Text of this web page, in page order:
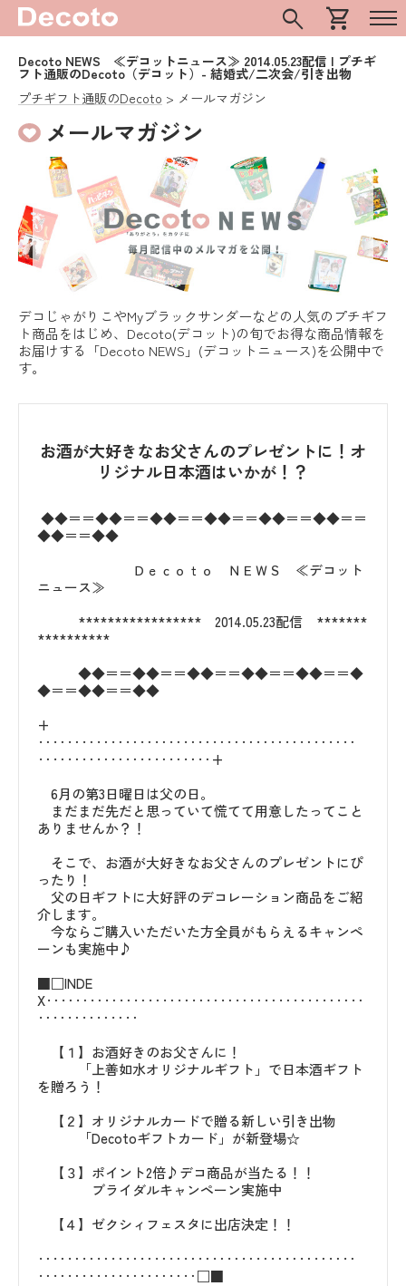
search shopping_cart
Decoto NEWS ≪デコットニュース≫ 2014.05.23配信 | プチギ
フト通販のDecoto（デコット）- 結婚式/二次会/引き出物
プチギフト通販のDecoto
メールマガジン
メールマガジン
デコじゃがりこやMyブラックサンダーなどの人気のプチギフ
ト商品をはじめ、Decoto(デコット)の旬でお得な商品情報を
お届けする「Decoto NEWS」(デコットニュース)を公開中で
す。
お酒が大好きなお父さんのプレゼントに！オ
リジナル日本酒はいかが！？
◆◆＝＝◆◆＝＝◆◆＝＝◆◆＝＝◆◆＝＝◆◆＝＝
◆◆＝＝◆◆
Ｄｅｃｏｔｏ ＮＥＷＳ ≪デコット
ニュース≫
***************** 2014.05.23配信 *******
**********
◆◆＝＝◆◆＝＝◆◆＝＝◆◆＝＝◆◆＝＝◆
◆＝＝◆◆＝＝◆◆
+
‥‥‥‥‥‥‥‥‥‥‥‥‥‥‥‥‥‥‥‥‥‥
‥‥‥‥‥‥‥‥‥‥‥‥+
6月の第3日曜日は父の日。
まだまだ先だと思っていて慌てて用意したってこと
ありませんか？！
そこで、お酒が大好きなお父さんのプレゼントにぴ
ったり！
父の日ギフトに大好評のデコレーション商品をご紹
介します。
今ならご購入いただいた方全員がもらえるキャンペ
ーンも実施中♪
■□INDE
X‥‥‥‥‥‥‥‥‥‥‥‥‥‥‥‥‥‥‥‥‥‥
‥‥‥‥‥‥‥
【１】お酒好きのお父さんに！
「上善如水オリジナルギフト」で日本酒ギフト
を贈ろう！
【２】オリジナルカードで贈る新しい引き出物
「Decotoギフトカード」が新登場☆
【３】ポイント2倍♪デコ商品が当たる！！
ブライダルキャンペーン実施中
【４】ゼクシィフェスタに出店決定！！
‥‥‥‥‥‥‥‥‥‥‥‥‥‥‥‥‥‥‥‥‥‥
‥‥‥‥‥‥‥‥‥‥‥□■